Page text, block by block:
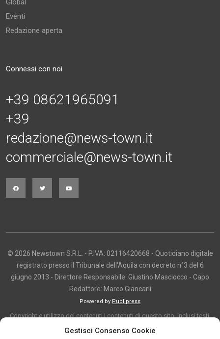
Gestisci Consenso Cookie
Global
Eventi
Redazione aperta
Connessi con noi
+39 08621965091
+39
redazione@news-town.it
commerciale@news-town.it
© 2026 Newstown S.R.L. - P.IVA: 02116420668 - Quotidiano digitale
registrato presso il Tribunale dell'Aquila con decreto n°3 del 6
giugno 2013 - Direttore Responsabile: Giustino Masciocco - Capo
Redattore: Marco Giancarli
Powered by Publipress
Copyright e utilizzo dei contenuti I contenuti di questo sito, inclusi testi,
articoli, immagini, fotografie, video e grafica, sono protetti da copyright e